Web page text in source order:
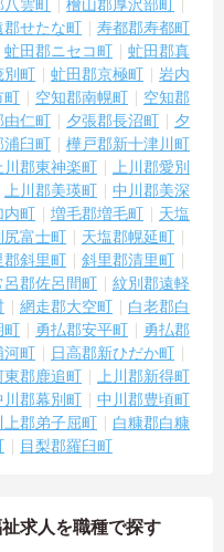
雲町
檜山郡厚沢部町
郡せたな町
寿都郡寿都町
虻田郡ニセコ町
虻田郡真
別町 虻田郡京極町
岩内
町 空知郡南幌町
空知郡
由仁町 夕張郡長沼町
夕
浦臼町
樺戸郡新十津川町
川郡東神楽町
上川郡愛別
上川郡美瑛町
中川郡美深
内町 増毛郡増毛町
天塩
尻富士町
天塩郡幌延町
郡斜里町
斜里郡清里町
呂郡佐呂間町
紋別郡遠軽
網走郡大空町
白老郡白
町 勇払郡安平町
勇払郡
河町
日高郡新ひだか町
東郡鹿追町
上川郡新得町
川郡幕別町
中川郡豊頃町
上郡弟子屈町
白糠郡白糠
目梨郡羅臼町
求人を職種で探す